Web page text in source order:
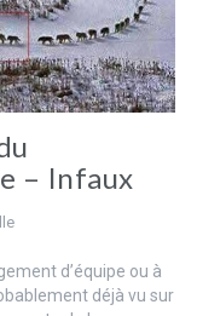
– Infaux
d’équipe ou à
déjà vu sur